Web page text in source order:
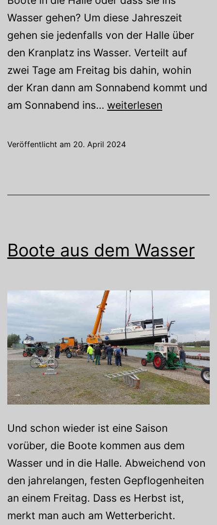
Wasser gehen? Um diese Jahreszeit
gehen sie jedenfalls von der Halle über
den Kranplatz ins Wasser. Verteilt auf
zwei Tage am Freitag bis dahin, wohin
der Kran dann am Sonnabend kommt und
am Sonnabend ins… Einbooten
weiterlesen
Veröffentlicht am 20. April 2024
Boote aus dem Wasser
Und schon wieder ist eine Saison
vorüber, die Boote kommen aus dem
Wasser und in die Halle. Abweichend von
den jahrelangen, festen Gepflogenheiten
an einem Freitag. Dass es Herbst ist,
merkt man auch am Wetterbericht.